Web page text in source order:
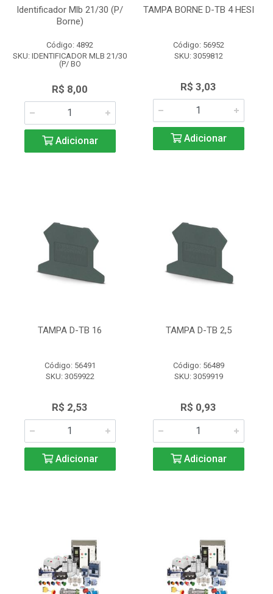
Identificador Mlb 21/30 (P/
Borne)
Código: 4892
SKU: IDENTIFICADOR MLB 21/30
(P/ BO
R$ 8,00
Adicionar
TAMPA BORNE D-TB 4 HESI
Código: 56952
SKU: 3059812
R$ 3,03
Adicionar
TAMPA D-TB 16
Código: 56491
SKU: 3059922
R$ 2,53
Adicionar
TAMPA D-TB 2,5
Código: 56489
SKU: 3059919
R$ 0,93
Adicionar